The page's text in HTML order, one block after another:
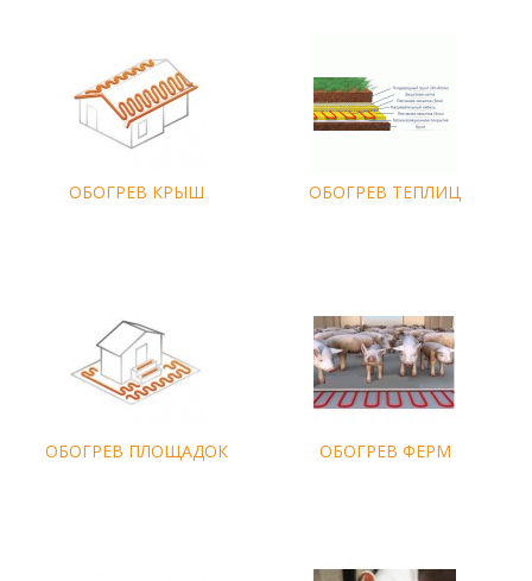
ОБОГРЕВ КРЫШ ОБОГРЕВ ТЕПЛИЦ
ОБОГРЕВ ПЛОЩАДОК ОБОГРЕВ ФЕРМ